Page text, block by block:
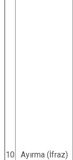
10 Ayırma (İfraz)